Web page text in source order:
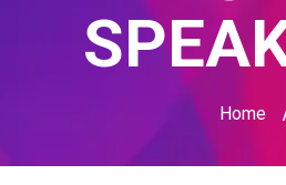
Home